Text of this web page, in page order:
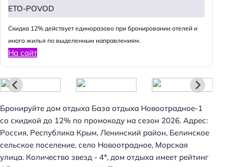
ETO-POVOD
Cкидка 12% действует единоразово при бронировании отелей и
иного жилья по выделенным направлениям.
На сайт
Бронируйте дом отдыха База отдыха Новоотрадное-1
со скидкой до 12% по промокоду на сезон 2026. Адрес:
Россия, Республика Крым, Ленинский район, Белинское
сельское поселение, село Новоотрадное, Морская
улица. Количество звезд - 4*, дом отдыха имеет рейтинг